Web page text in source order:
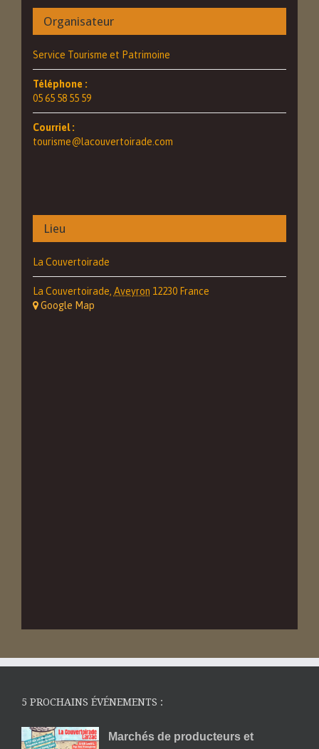
Organisateur
Service Tourisme et Patrimoine
Téléphone :
05 65 58 55 59
Courriel :
tourisme@lacouvertoirade.com
Lieu
La Couvertoirade
La Couvertoirade, Aveyron 12230 France
+ Google Map
5 PROCHAINS ÉVÉNEMENTS :
Marchés de producteurs et